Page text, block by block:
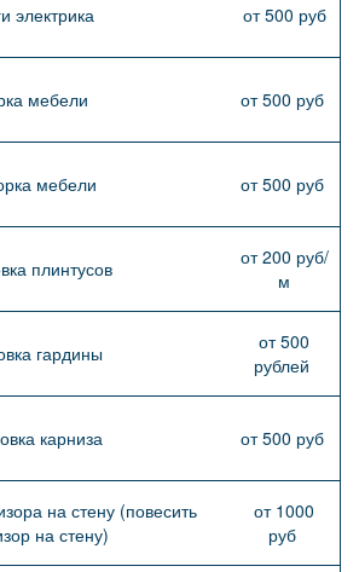
электрика от 500 руб
мебели от 500 руб
мебели от 500 руб
плинтусов
от 200 руб/
м
гардины
от 500
рублей
карниза от 500 руб
на стену (повесить
на стену)
от 1000
руб